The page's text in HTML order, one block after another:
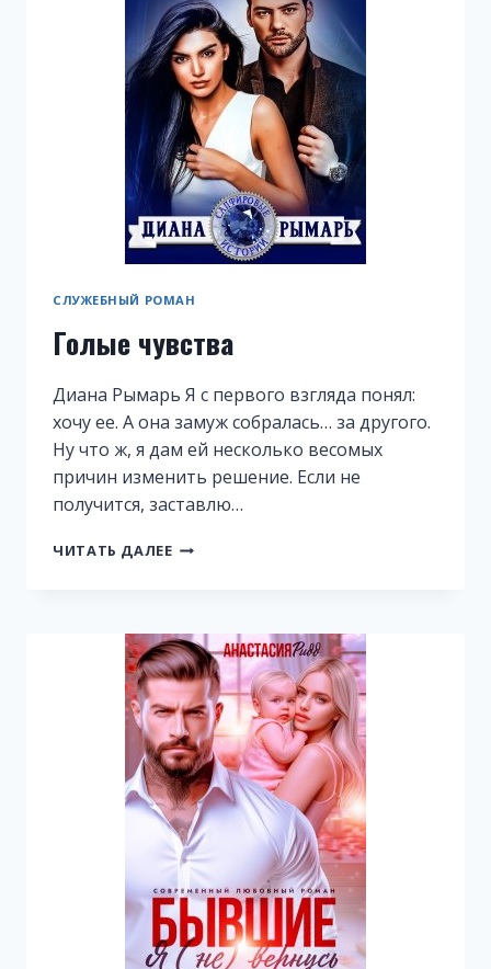
СЛУЖЕБНЫЙ РОМАН
Голые чувства
Диана Рымарь Я с первого взгляда понял:
хочу ее. А она замуж собралась… за другого.
Ну что ж, я дам ей несколько весомых
причин изменить решение. Если не
получится, заставлю…
ЧИТАТЬ ДАЛЕЕ ГОЛЫЕ